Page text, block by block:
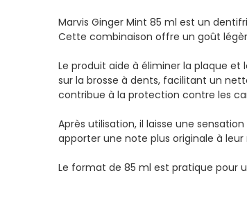
Marvis Ginger Mint 85 ml est un
Cette combinaison offre un goût
Le produit aide à éliminer la plaque
sur la brosse à dents, facilitant un
contribue à la protection contre les
Après utilisation, il laisse une
apporter une note plus originale à
Le format de 85 ml est pratique pour